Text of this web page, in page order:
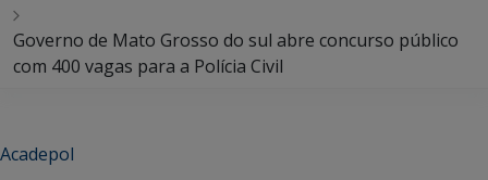
Governo de Mato Grosso do sul abre concurso público
com 400 vagas para a Polícia Civil
Acadepol